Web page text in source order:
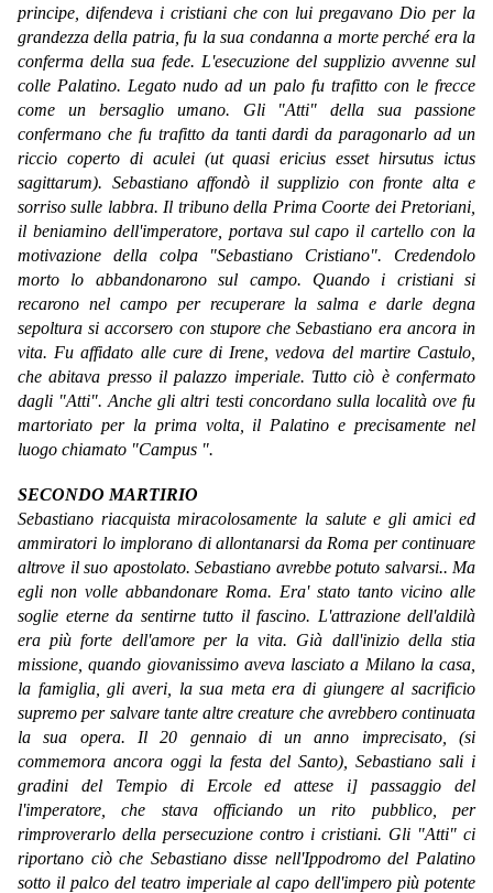
principe, difendeva i cristiani che con lui pregavano Dio per la
grandezza della patria, fu la sua condanna a morte perché era la
conferma della sua fede. L'esecuzione del supplizio avvenne sul
colle Palatino. Legato nudo ad un palo fu trafitto con le frecce
come un bersaglio umano. Gli "Atti" della sua passione
confermano che fu trafitto da tanti dardi da paragonarlo ad un
riccio coperto di aculei (ut quasi ericius esset hirsutus ictus
sagittarum). Sebastiano affondò il supplizio con fronte alta e
sorriso sulle labbra. Il tribuno della Prima Coorte dei Pretoriani,
il beniamino dell'imperatore, portava sul capo il cartello con la
motivazione della colpa "Sebastiano Cristiano". Credendolo
morto lo abbandonarono sul campo. Quando i cristiani si
recarono nel campo per recuperare la salma e darle degna
sepoltura si accorsero con stupore che Sebastiano era ancora in
vita. Fu affidato alle cure di Irene, vedova del martire Castulo,
che abitava presso il palazzo imperiale. Tutto ciò è confermato
dagli "Atti". Anche gli altri testi concordano sulla località ove fu
martoriato per la prima volta, il Palatino e precisamente nel
luogo chiamato "Campus ".
SECONDO MARTIRIO
Sebastiano riacquista miracolosamente la salute e gli amici ed
ammiratori lo implorano di allontanarsi da Roma per continuare
altrove il suo apostolato. Sebastiano avrebbe potuto salvarsi.. Ma
egli non volle abbandonare Roma. Era' stato tanto vicino alle
soglie eterne da sentirne tutto il fascino. L'attrazione dell'aldilà
era più forte dell'amore per la vita. Già dall'inizio della stia
missione, quando giovanissimo aveva lasciato a Milano la casa,
la famiglia, gli averi, la sua meta era di giungere al sacrificio
supremo per salvare tante altre creature che avrebbero continuata
la sua opera. Il 20 gennaio di un anno imprecisato, (si
commemora ancora oggi la festa del Santo), Sebastiano sali i
gradini del Tempio di Ercole ed attese i] passaggio del
l'imperatore, che stava officiando un rito pubblico, per
rimproverarlo della persecuzione contro i cristiani. Gli "Atti" ci
riportano ciò che Sebastiano disse nell'Ippodromo del Palatino
sotto il palco del teatro imperiale al capo dell'impero più potente